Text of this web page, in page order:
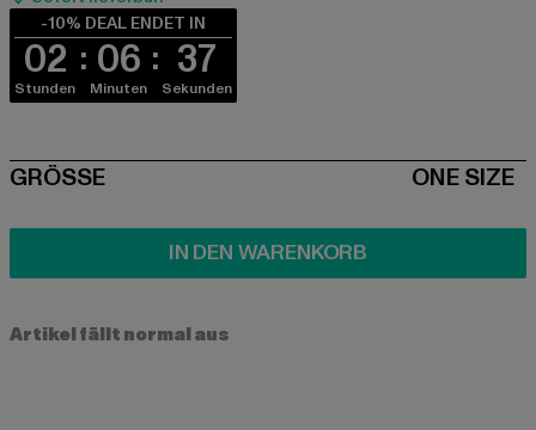
-10% DEAL ENDET IN
02
Stunden
06
Minuten
37
Sekunden
SIZE
GRÖSSE ONE SIZE
IN DEN WARENKORB
Artikel fällt normal aus